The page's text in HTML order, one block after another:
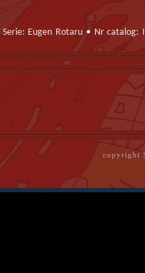
Eugen Rotaru • Nr catalog:
copyright